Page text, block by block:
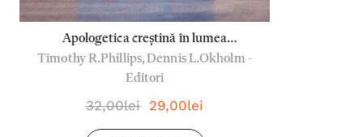
Apologetica creștină în lumea
postmodernă
Timothy R.Phillips, Dennis L.Okholm -
Editori
32,00lei 29,00lei